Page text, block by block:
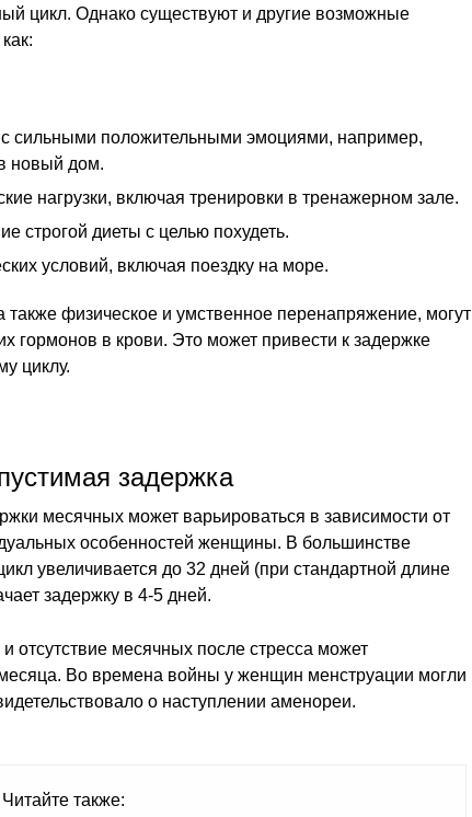
цикл. Однако существуют и другие возможные
сильными положительными эмоциями, например,
новый дом.
нагрузки, включая тренировки в тренажерном зале.
строгой диеты с целью похудеть.
условий, включая поездку на море.
физическое и умственное перенапряжение, могут
гормонов в крови. Это может привести к задержке
циклу.
задержка
месячных может варьироваться в зависимости от
особенностей женщины. В большинстве
увеличивается до 32 дней (при стандартной длине
задержку в 4-5 дней.
и отсутствие месячных после стресса может
Во времена войны у женщин менструации могли
о наступлении аменореи.
Читайте также: